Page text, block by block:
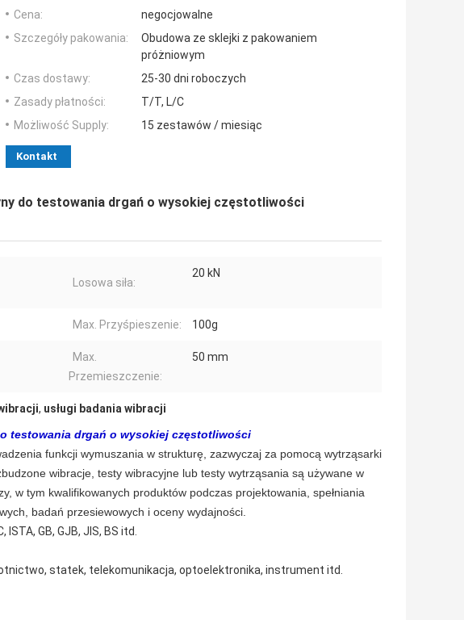
Cena:
negocjowalne
Szczegóły pakowania:
Obudowa ze sklejki z pakowaniem
próżniowym
Czas dostawy:
25-30 dni roboczych
Zasady płatności:
T/T, L/C
Możliwość Supply:
15 zestawów / miesiąc
Kontakt
do testowania drgań o wysokiej częstotliwości
Losowa siła:
20 kN
Max. Przyśpieszenie: 100g
Max.
Przemieszczenie:
50 mm
, usługi badania wibracji
testowania drgań o wysokiej częstotliwości
funkcji wymuszania w strukturę, zazwyczaj za pomocą wytrząsarki
wibracje, testy wibracyjne lub testy wytrząsania są używane w
w tym kwalifikowanych produktów podczas projektowania, spełniania
badań przesiewowych i oceny wydajności.
ISTA, GB, GJB, JIS, BS itd.
statek, telekomunikacja, optoelektronika, instrument itd.